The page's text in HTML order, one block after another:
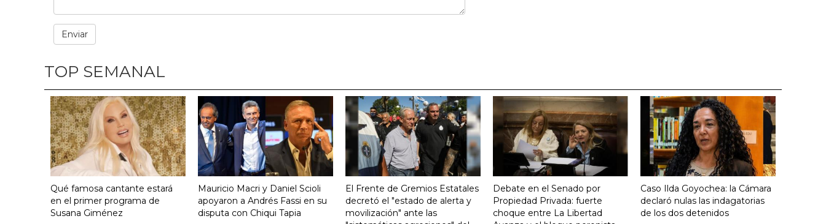
TOP SEMANAL
Qué famosa cantante estará
en el primer programa de
Susana Giménez
Mauricio Macri y Daniel Scioli
apoyaron a Andrés Fassi en su
disputa con Chiqui Tapia
El Frente de Gremios Estatales
decretó el "estado de alerta y
movilización" ante las
Debate en el Senado por
Propiedad Privada: fuerte
choque entre La Libertad
Caso Ilda Goyochea: la Cámara
declaró nulas las indagatorias
de los dos detenidos